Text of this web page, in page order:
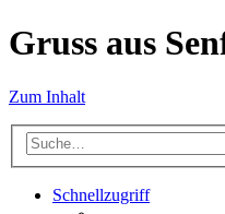
Gruss aus
Zum Inhalt
Schnellzugriff